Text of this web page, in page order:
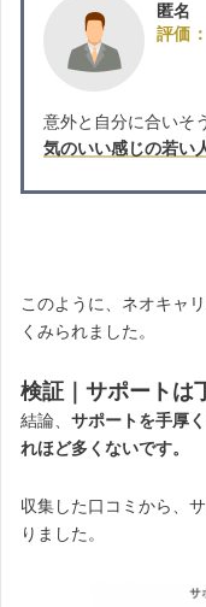
匿名
評
意外と自分に合いそ
気のいい感じの若い
このように、ネオキャ
くみられました。
検証｜サポートは
結論、 サポートを手厚
れほど多くないです。
収集した口コミから、
りました。